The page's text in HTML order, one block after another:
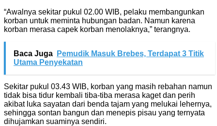
“Awalnya sekitar pukul 02.00 WIB, pelaku membangunkan
korban untuk meminta hubungan badan. Namun karena
korban merasa capek korban menolaknya,” terangnya.
Baca Juga
Pemudik Masuk Brebes, Terdapat 3 Titik
Utama Penyekatan
Sekitar pukul 03.43 WIB, korban yang masih rebahan namun
tidak bisa tidur kembali tiba-tiba merasa kaget dan perih
akibat luka sayatan dari benda tajam yang melukai lehernya,
sehingga sontan bangun dan menepis pisau yang ternyata
dihujamkan suaminya sendiri.